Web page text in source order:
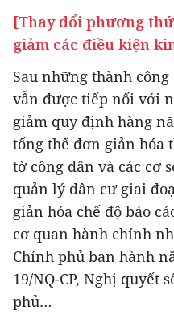
[Thay đổi phương
giảm các điều kiện
Sau những thành
vẫn được tiếp nối với
giảm quy định hàng
tổng thể đơn giản hóa
tờ công dân và các cơ
quản lý dân cư giai
giản hóa chế độ báo
cơ quan hành chính
Chính phủ ban hành
19/NQ-CP, Nghị quyết
phủ…